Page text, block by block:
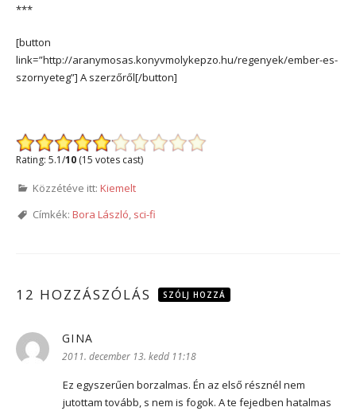
***
[button
link=”http://aranymosas.konyvmolykepzo.hu/regenyek/ember-es-
szornyeteg”] A szerzőről[/button]
Rating: 5.1/10 (15 votes cast)
Közzétéve itt: Kiemelt
Címkék: Bora László, sci-fi
12 HOZZÁSZÓLÁS SZÓLJ HOZZÁ
GINA
2011. december 13. kedd 11:18
Ez egyszerűen borzalmas. Én az első résznél nem
jutottam tovább, s nem is fogok. A te fejedben hatalmas